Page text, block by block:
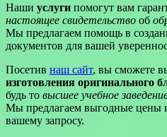
Наши услуги помогут вам
настоящее свидетельство об
Мы предлагаем помощь в
документов для вашей
Посетив наш сайт, вы сможете
изготовления оригинального
будь то высшее учебное
Мы предлагаем выгодные цены
вашему запросу.